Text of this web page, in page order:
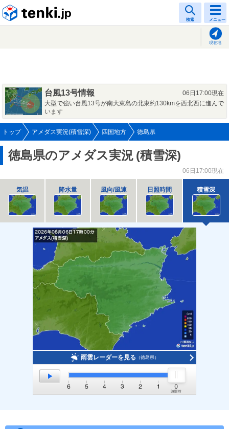
検索 メニュー
現在地
台風13号情報
06日17:00現在
大型で強い台風13号が南大東島の北東約130kmを西北西に進んで
います
トップ アメダス実況(積雪深) 四国地方 徳島県
徳島県のアメダス実況 (積雪深)
06日17:00現在
気温 降水量 風向/風速 日照時間 積雪深
雨雲レーダーを見る （徳島県）